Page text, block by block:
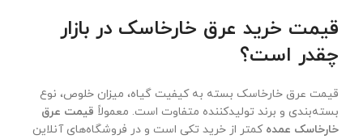
قیمت خرید عرق خارخاسک در بازار
چقدر است؟
قیمت عرق خارخاسک بسته به کیفیت گیاه، میزان خلوص، نوع
بسته‌بندی و برند تولیدکننده متفاوت است. معمولاً قیمت عرق
خارخاسک عمده کمتر از خرید تکی است و در فروشگاه‌های آنلاین